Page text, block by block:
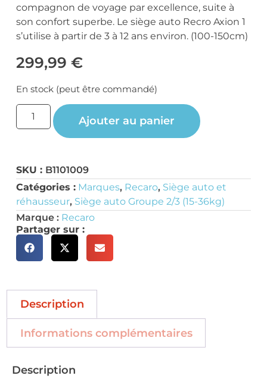
compagnon de voyage par excellence, suite à
son confort superbe. Le siège auto Recro Axion 1
s’utilise à partir de 3 à 12 ans environ. (100-150cm)
299,99 €
En stock (peut être commandé)
Ajouter au panier
SKU : B1101009
Catégories : Marques, Recaro, Siège auto et
réhausseur, Siège auto Groupe 2/3 (15-36kg)
Marque : Recaro
Partager sur :
Description
Informations complémentaires
Description